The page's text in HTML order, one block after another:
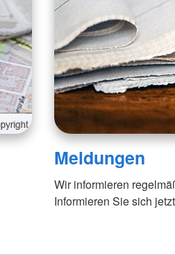
Meldungen
Wir informieren
Informieren Sie sich